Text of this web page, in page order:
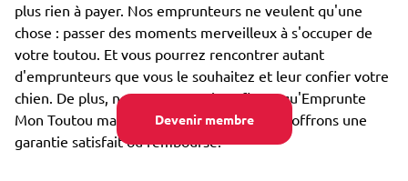
Devenir membre
plus rien à payer. Nos emprunteurs ne veulent qu'une
chose : passer des moments merveilleux à s'occuper de
votre toutou. Et vous pourrez rencontrer autant
d'emprunteurs que vous le souhaitez et leur confier votre
chien. De plus, nous sommes si confiants qu'Emprunte
Mon Toutou marchera pour vous que nous offrons une
garantie satisfait ou remboursé.